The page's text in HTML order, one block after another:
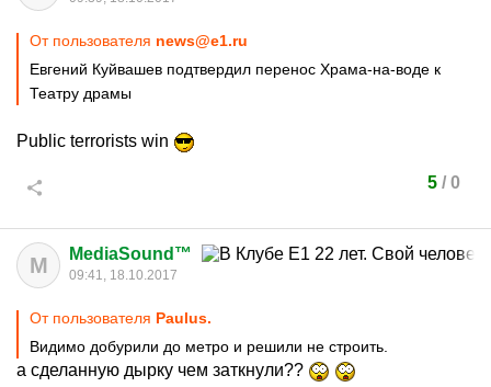
От пользователя news@e1.ru
Евгений Куйвашев подтвердил перенос Храма-на-воде к
Театру драмы
Public terrorists win
5/ 0
M MediaSound™
09:41, 18.10.2017
От пользователя Paulus.
Видимо добурили до метро и решили не строить.
а сделанную дырку чем заткнули??